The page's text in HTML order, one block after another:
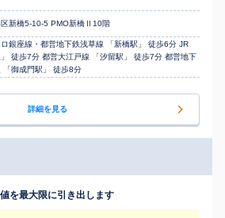
区新橋5-10-5 PMO新橋Ⅱ10階
銀座線・都営地下鉄浅草線 「新橋駅」 徒歩6分 JR
」 徒歩7分 都営大江戸線 「汐留駅」 徒歩7分 都営地下
「御成門駅」 徒歩8分
詳細を見る
を最大限に引き出します